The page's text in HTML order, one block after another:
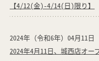
【4/12(金)-4/14(日)限り】
2024年（令和6年）04月11日
2024年4月11日、城西店オー